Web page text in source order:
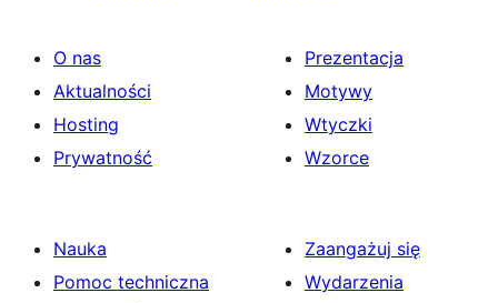
O nas
Aktualności
Hosting
Prywatność
Prezentacja
Motywy
Wtyczki
Wzorce
Nauka
Pomoc techniczna
Zaangażuj się
Wydarzenia